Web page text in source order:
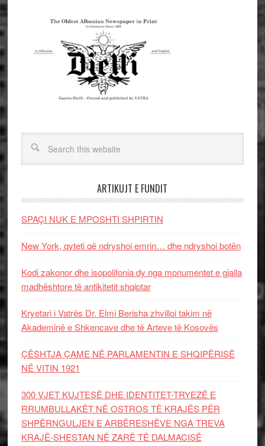
ARTIKUJT E FUNDIT
SPAÇI NUK E MPOSHTI SHPIRTIN
New York, qyteti që ndryshoi emrin… dhe ndryshoi botën
Kodi zakonor dhe isopolifonia dy nga monumentet e gjalla
madhështore të antikitetit shqiptar
Kryetari i Vatrës Dr. Elmi Berisha zhvilloi takim në
Akademinë e Shkencave dhe të Arteve të Kosovës
ÇËSHTJA ÇAME NË PARLAMENTIN E SHQIPËRISË
NË VITIN 1921
300 VJET KUJTESË DHE IDENTITET-TRYEZË E
RRUMBULLAKËT NË OSTROS TË KRAJËS PËR
SHPËRNGULJEN E ARBËRESHËVE NGA TREVA
KRAJË-SHESTAN NË ZARË TË DALMACISË